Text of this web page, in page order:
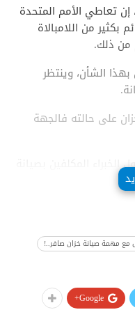
تعاطي الأمم المتحدة
من اللامبالاة
من ذلك.
الشأن، وينتظر
على حالته فالجهة
المكلفين بصيانة
مع مهمة صيانة خزان صافر..!
Google+